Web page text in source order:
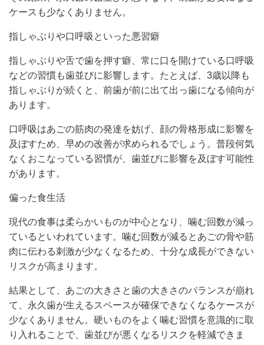
ケースも少なくありません。
指しゃぶりや口呼吸といった悪習癖
指しゃぶりや舌で歯を押す癖、常に口を開けている口呼吸
などの習慣も歯並びに影響します。たとえば、3歳以降も
指しゃぶりが続くと、前歯が前に出て出っ歯になる傾向が
あります。
口呼吸はあごの筋肉の発達を妨げ、顔の骨格形成に影響を
及ぼすため、早めの改善が求められるでしょう。普段何気
なくおこなっている習慣が、歯並びに影響を及ぼす可能性
があります。
偏った食生活
現代の食事は柔らかいものが中心となり、噛む回数が減っ
ているといわれています。噛む回数が減るとあごの骨や筋
肉に伝わる刺激が少なくなるため、十分な成長ができない
リスクが高まります。
結果として、あごの大きさと歯の大きさのバランスが崩れ
て、永久歯が生えるスペースが確保できなくなるケースが
少なくありません。硬いものをよく噛む習慣を意識的に取
り入れることで、歯並びが悪くなるリスクを軽減できま